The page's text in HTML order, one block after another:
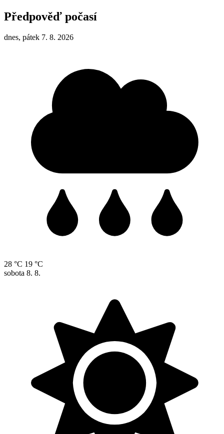
Předpověď počasí
dnes, pátek 7. 8. 2026
28 °C 19 °C
sobota 8. 8.